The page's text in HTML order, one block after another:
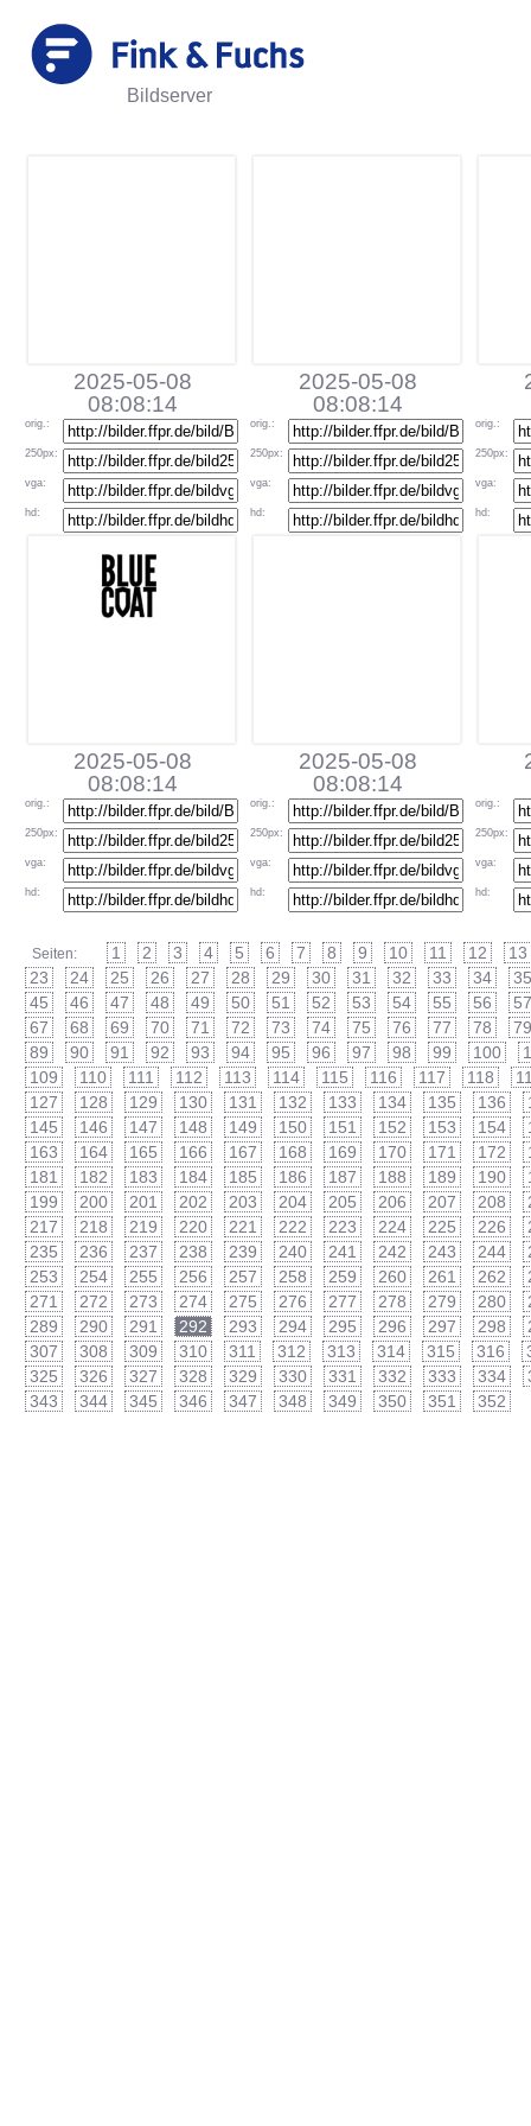
Bildserver
2025-05-08
08:08:14
orig.:
250px:
vga:
hd:
2025-05-08
08:08:14
orig.:
250px:
vga:
hd:
orig.:
250px:
vga:
hd:
2025-05-08
08:08:14
orig.:
250px:
vga:
hd:
2025-05-08
08:08:14
orig.:
250px:
vga:
hd:
orig.:
250px:
vga:
hd:
Seiten: 1 2 3 4 5 6 7 8 9 10 11 12
13
23
24 25 26 27 28 29 30 31 32 33 34
35
45
46 47 48 49 50 51 52 53 54 55 56
57
67
68 69 70 71 72 73 74 75 76 77 78
79
89
90 91 92 93 94 95 96 97 98 99 100
109
110 111 112 113 114 115 116 117 118
127
128 129 130 131 132 133 134 135 136
145
146 147 148 149 150 151 152 153 154
163
164 165 166 167 168 169 170 171 172
181
182 183 184 185 186 187 188 189 190
199
200 201 202 203 204 205 206 207 208
217
218 219 220 221 222 223 224 225 226
235
236 237 238 239 240 241 242 243 244
253
254 255 256 257 258 259 260 261 262
271
272 273 274 275 276 277 278 279 280
289
290 291 292 293 294 295 296 297 298
307
308 309 310 311 312 313 314 315 316
325
326 327 328 329 330 331 332 333 334
343
344 345 346 347 348 349 350 351 352